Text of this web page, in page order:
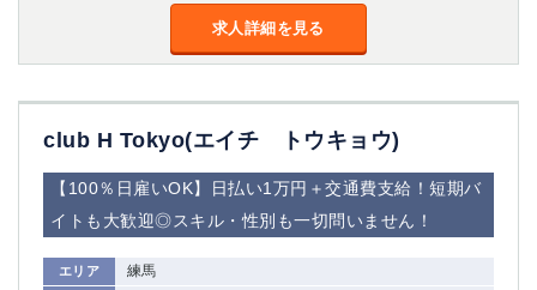
求人詳細を見る
club H Tokyo(エイチ トウキョウ)
【100％日雇いOK】日払い1万円＋交通費支給！短期バ
イトも大歓迎◎スキル・性別も一切問いません！
エリア 練馬